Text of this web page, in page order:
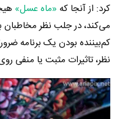
کرد: از آنجا که «ماه عسل»
می‌کند، در جلب نظر مخاطبان
کم‌بیننده بودن یک برنامه
نظر، تاثیرات مثبت یا منفی